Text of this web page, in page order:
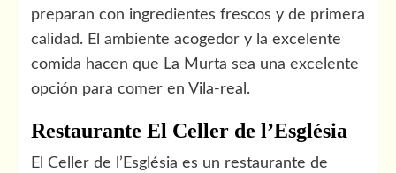
preparan con ingredientes frescos y de primera
calidad. El ambiente acogedor y la excelente
comida hacen que La Murta sea una excelente
opción para comer en Vila-real.
Restaurante El Celler de l’Església
El Celler de l’Església es un restaurante de